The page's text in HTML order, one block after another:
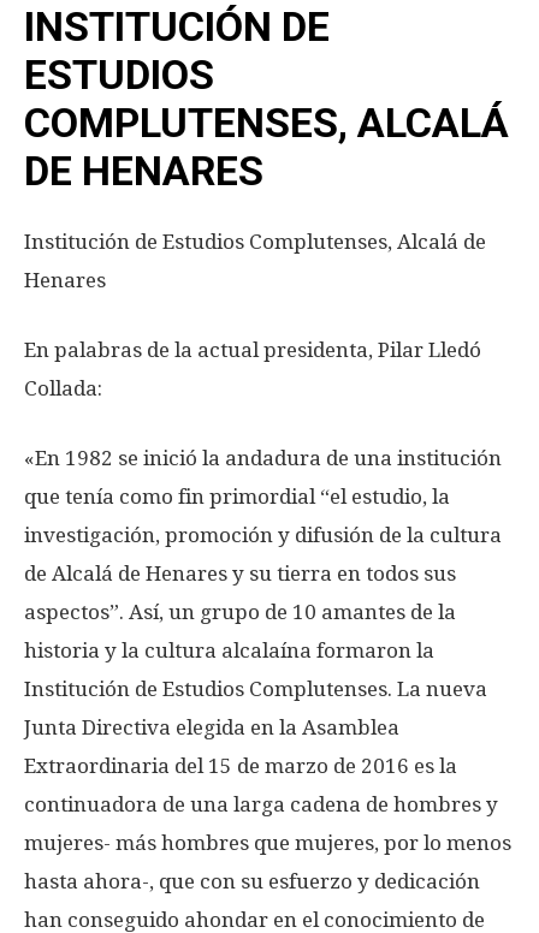
INSTITUCIÓN DE
ESTUDIOS
COMPLUTENSES, ALCALÁ
DE HENARES
Institución de Estudios Complutenses, Alcalá de
Henares
En palabras de la actual presidenta, Pilar Lledó
Collada:
«En 1982 se inició la andadura de una institución
que tenía como fin primordial “el estudio, la
investigación, promoción y difusión de la cultura
de Alcalá de Henares y su tierra en todos sus
aspectos”. Así, un grupo de 10 amantes de la
historia y la cultura alcalaína formaron la
Institución de Estudios Complutenses. La nueva
Junta Directiva elegida en la Asamblea
Extraordinaria del 15 de marzo de 2016 es la
continuadora de una larga cadena de hombres y
mujeres- más hombres que mujeres, por lo menos
hasta ahora-, que con su esfuerzo y dedicación
han conseguido ahondar en el conocimiento de